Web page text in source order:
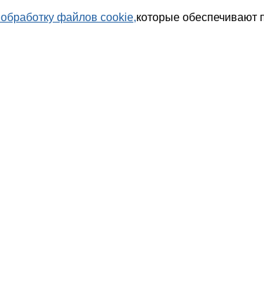
файлов cookie,которые обеспечивают